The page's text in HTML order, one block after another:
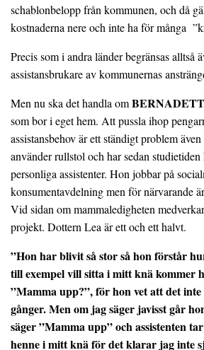
schablonbelopp från kommunen, och då
kostnaderna nere och inte ha för många
Precis som i andra länder begränsas alltså
assistansbrukare av kommunernas
Men nu ska det handla om
som bor i eget hem. Att pussla ihop
assistansbehov är ett ständigt problem
använder rullstol och har sedan
personliga assistenter. Hon jobbar på
konsumentavdelning men för närvarande
Vid sidan om mammaledigheten
projekt. Dottern Lea är ett och ett halvt.
”Hon har blivit så stor så hon förstår
till exempel vill sitta i mitt knä kommer
”Mamma upp?”, för hon vet att det
gånger. Men om jag säger javisst går
säger ”Mamma upp” och assistenten
henne i mitt knä för det klarar jag inte